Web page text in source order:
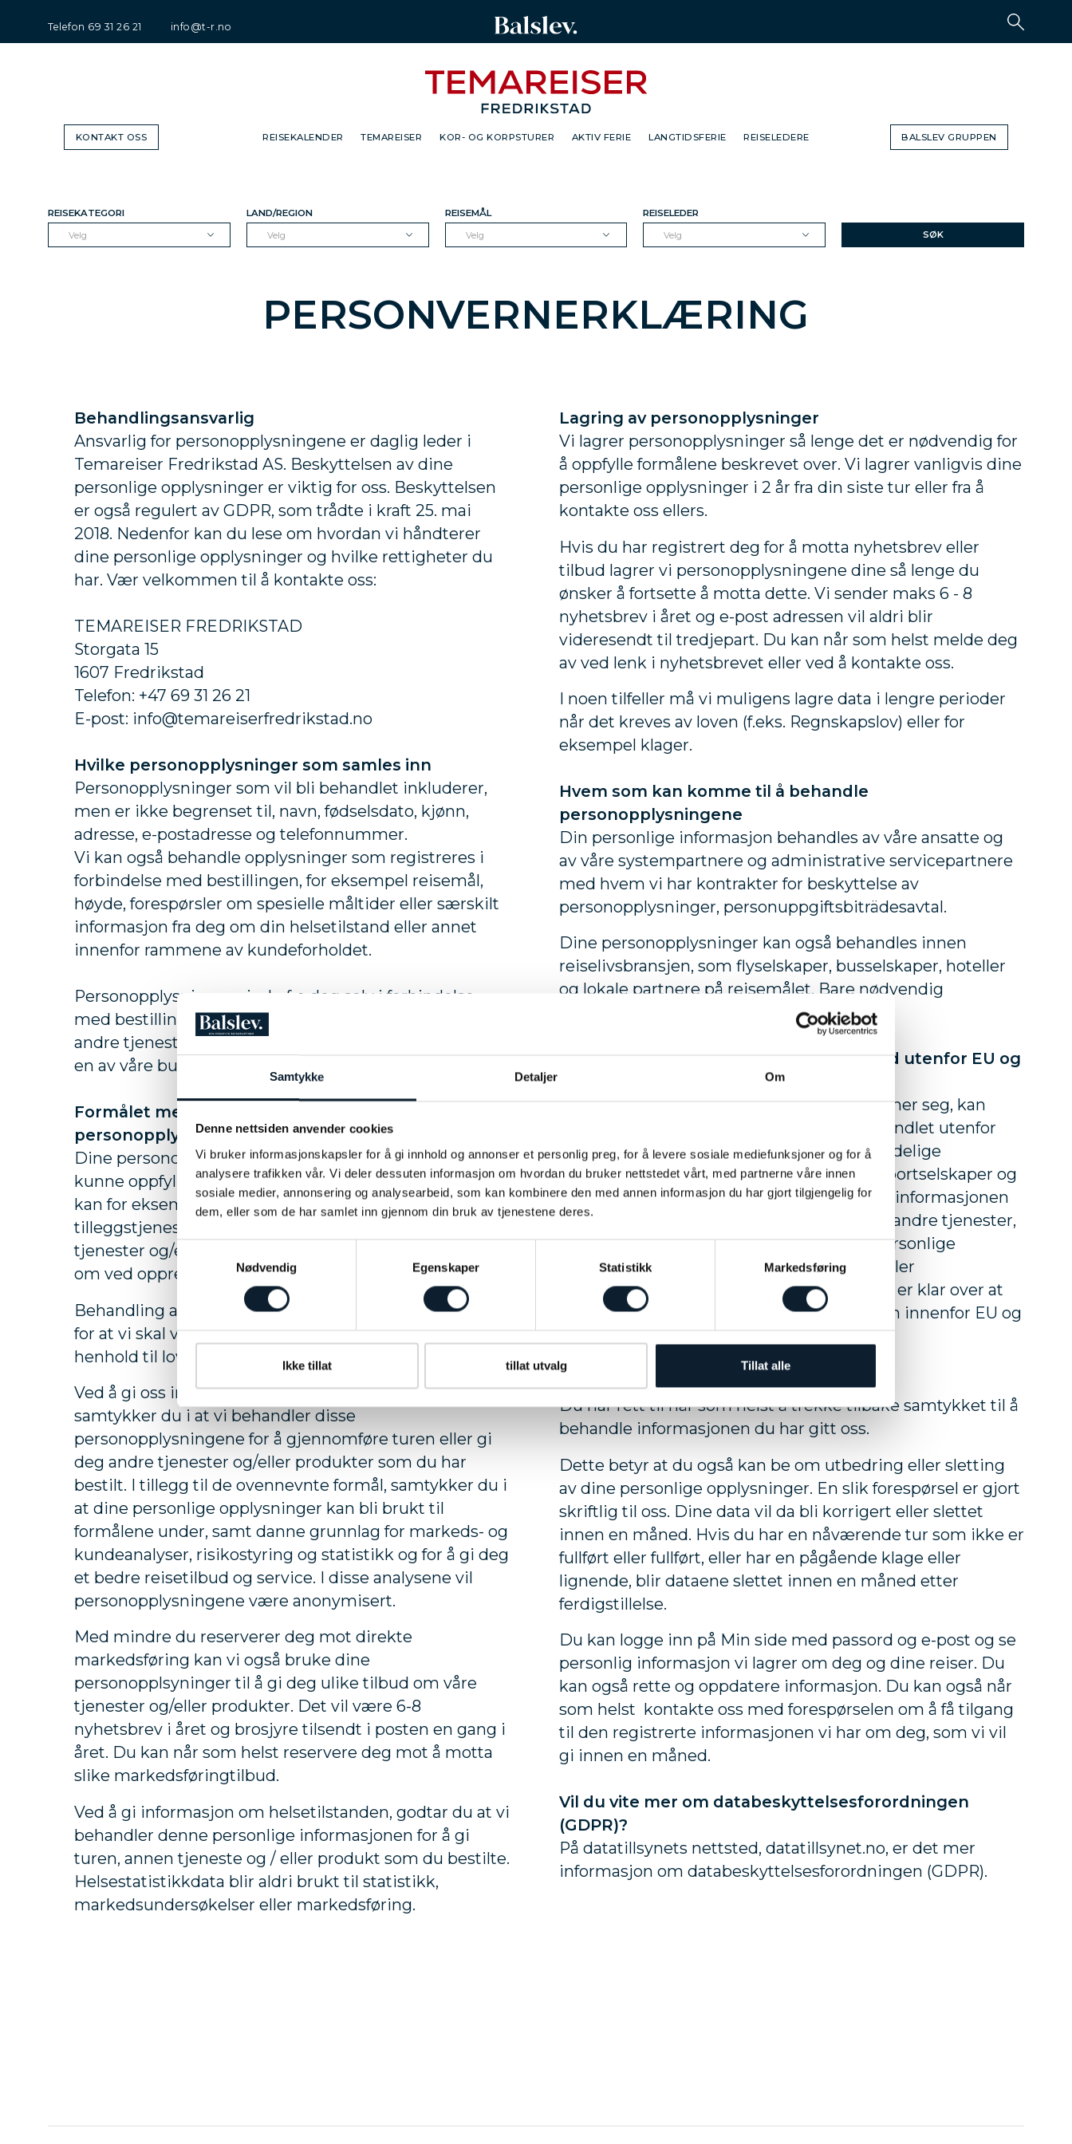
Samtykke Detaljer Om
Denne nettsiden anvender cookies
Vi bruker informasjonskapsler for å gi innhold og annonser et personlig preg, for å levere sosiale mediefunksjoner og for å
analysere trafikken vår. Vi deler dessuten informasjon om hvordan du bruker nettstedet vårt, med partnerne våre innen
sosiale medier, annonsering og analysearbeid, som kan kombinere den med annen informasjon du har gjort tilgjengelig for
dem, eller som de har samlet inn gjennom din bruk av tjenestene deres.
Samtykkevalg
Nødvendig
Egenskaper Statistikk Markedsføring
Ikke tillat tillat utvalg Tillat alle
Telefon 69 31 26 21 info@t-r.no
KONTAKT OSS REISEKALENDER TEMAREISER KOR- OG KORPSTURER AKTIV FERIE LANGTIDSFERIE REISELEDERE BALSLEV GRUPPEN
REISEKATEGORI
Velg
LAND/REGION
Velg
REISEMÅL
Velg
REISELEDER
Velg
SØK
PERSONVERNERKLÆRING
Behandlingsansvarlig
Ansvarlig for personopplysningene er daglig leder i
Temareiser Fredrikstad AS. Beskyttelsen av dine
personlige opplysninger er viktig for oss. Beskyttelsen
er også regulert av GDPR, som trådte i kraft 25. mai
2018. Nedenfor kan du lese om hvordan vi håndterer
dine personlige opplysninger og hvilke rettigheter du
har. Vær velkommen til å kontakte oss:
TEMAREISER FREDRIKSTAD
Storgata 15
1607 Fredrikstad
Telefon: +47 69 31 26 21
E-post: info@temareiserfredrikstad.no
Hvilke personopplysninger som samles inn
Personopplysninger som vil bli behandlet inkluderer,
men er ikke begrenset til, navn, fødselsdato, kjønn,
adresse, e-postadresse og telefonnummer.
Vi kan også behandle opplysninger som registreres i
forbindelse med bestillingen, for eksempel reisemål,
høyde, forespørsler om spesielle måltider eller særskilt
informasjon fra deg om din helsetilstand eller annet
innenfor rammene av kundeforholdet.
Personopplysninger gir du fra deg selv i forbindelse
med bestillingen av turen, etablering av kontoer eller
andre tjenester på nettet, via telefon eller ved å besøke
en av våre butikker.
Formålet med behandlingen av
personopplysningene
Dine personopplsyninger vil bli behandlet for at vi skal
kunne oppfylle våre forpliktelser overfor deg. Ytelsen
kan for eksempel gå ut på å levere den reisen eller de
tilleggstjenester som du har bestilt eller å gi deg de
tjenester og/eller produkter som tilbys eller du har bedt
om ved opprettelsen av en personlig konto.
Behandling av dine personopplysninger kan også skje
for at vi skal være i stand til å oppfylle forpliktelser i
henhold til lover, forskrifter, spørsmål og klager.
Ved å gi oss informasjon om din helsetilstand,
samtykker du i at vi behandler disse
personopplysningene for å gjennomføre turen eller gi
deg andre tjenester og/eller produkter som du har
bestilt. I tillegg til de ovennevnte formål, samtykker du i
at dine personlige opplysninger kan bli brukt til
formålene under, samt danne grunnlag for markeds- og
kundeanalyser, risikostyring og statistikk og for å gi deg
et bedre reisetilbud og service. I disse analysene vil
personopplysningene være anonymisert.
Med mindre du reserverer deg mot direkte
markedsføring kan vi også bruke dine
personopplsyninger til å gi deg ulike tilbud om våre
tjenester og/eller produkter. Det vil være 6-8
nyhetsbrev i året og brosjyre tilsendt i posten en gang i
året. Du kan når som helst reservere deg mot å motta
slike markedsføringtilbud.
Ved å gi informasjon om helsetilstanden, godtar du at vi
behandler denne personlige informasjonen for å gi
turen, annen tjeneste og / eller produkt som du bestilte.
Helsestatistikkdata blir aldri brukt til statistikk,
markedsundersøkelser eller markedsføring.
Lagring av personopplysninger
Vi lagrer personopplysninger så lenge det er nødvendig for
å oppfylle formålene beskrevet over. Vi lagrer vanligvis dine
personlige opplysninger i 2 år fra din siste tur eller fra å
kontakte oss ellers.
Hvis du har registrert deg for å motta nyhetsbrev eller
tilbud lagrer vi personopplysningene dine så lenge du
ønsker å fortsette å motta dette. Vi sender maks 6 - 8
nyhetsbrev i året og e-post adressen vil aldri blir
videresendt til tredjepart. Du kan når som helst melde deg
av ved lenk i nyhetsbrevet eller ved å kontakte oss.
I noen tilfeller må vi muligens lagre data i lengre perioder
når det kreves av loven (f.eks. Regnskapslov) eller for
eksempel klager.
Hvem som kan komme til å behandle
personopplysningene
Din personlige informasjon behandles av våre ansatte og
av våre systempartnere og administrative servicepartnere
med hvem vi har kontrakter for beskyttelse av
personopplysninger, personuppgiftsbiträdesavtal.
Dine personopplysninger kan også behandles innen
reiselivsbransjen, som flyselskaper, busselskaper, hoteller
og lokale partnere på reisemålet. Bare nødvendig
informasjon er gitt når som helst.
Behandling av personopplysninger i land utenfor EU og
Avhengig av hvor reisedestinasjonen befinner seg, kan
personopplysningene komme til å bli behandlet utenfor
EU- og EØS-området (EØS). Selv om det endelige
reisemålet er innenfor EU / EØS, kan transportselskaper og
hoteller være basert utenfor EU / EØS. Kun informasjonen
som kreves for gjennomføring av turen og andre tjenester,
er gitt til partnere. Ved å sende inn dine personlige
opplysninger til oss, godtar du at vi behandler
personopplysninger utenfor EU og EØS, og er klar over at
personvernbeskyttelse kan være lavere enn innenfor EU og
EØS.
Dine rettigheter til informasjon om deg
Du har rett til når som helst å trekke tilbake samtykket til å
behandle informasjonen du har gitt oss.
Dette betyr at du også kan be om utbedring eller sletting
av dine personlige opplysninger. En slik forespørsel er gjort
skriftlig til oss. Dine data vil da bli korrigert eller slettet
innen en måned. Hvis du har en nåværende tur som ikke er
fullført eller fullført, eller har en pågående klage eller
lignende, blir dataene slettet innen en måned etter
ferdigstillelse.
Du kan logge inn på Min side med passord og e-post og se
personlig informasjon vi lagrer om deg og dine reiser. Du
kan også rette og oppdatere informasjon. Du kan også når
som helst kontakte oss med forespørselen om å få tilgang
til den registrerte informasjonen vi har om deg, som vi vil
gi innen en måned.
Vil du vite mer om databeskyttelsesforordningen
(GDPR)?
På datatillsynets nettsted, datatillsynet.no, er det mer
informasjon om databeskyttelsesforordningen (GDPR).